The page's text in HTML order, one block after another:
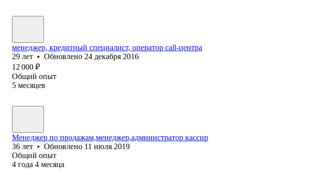
менеджер, кредитный специалист, оператор call-центра
29 лет • Обновлено 24 декабря 2016
12 000 ₽
Общий опыт
5 месяцев
Менеджер по продажам,менеджер,администратор кассир
36 лет • Обновлено 11 июля 2019
Общий опыт
4 года 4 месяца